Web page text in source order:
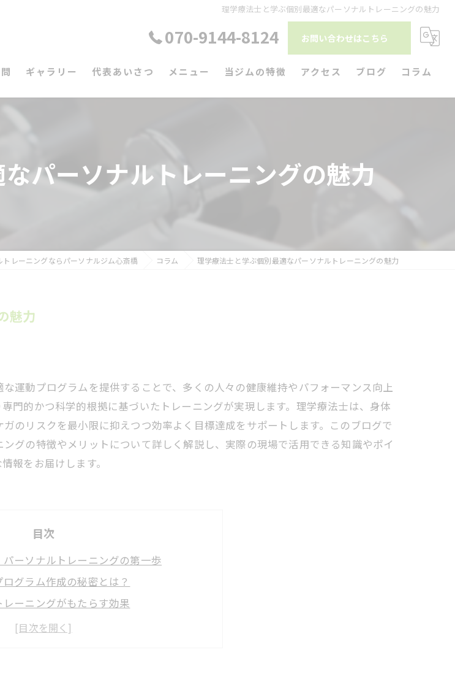
理学療法士と学ぶ個別最適なパーソナルトレーニングの魅力
070-9144-8124 お問い合わせはこちら
ギャラリー 代表あいさつ メニュー 当ジムの特徴
リハビリ
アクセス ブログ コラム
パーソナルトレーニングの魅力
レーニングならパーソナルジム心斎橋 コラム 理学療法士と学ぶ個別最適なパーソナルトレーニングの魅力
魅力
運動プログラムを提供することで、多くの人々の健康維持やパフォーマンス向上
門的かつ科学的根拠に基づいたトレーニングが実現します。理学療法士は、身体
のリスクを最小限に抑えつつ効率よく目標達成をサポートします。このブログで
グの特徴やメリットについて詳しく解説し、実際の現場で活用できる知識やポイ
報をお届けします。
目次
ーソナルトレーニングの第一歩
グラム作成の秘密とは？
ーニングがもたらす効果
ら目標達成する方法
ス向上を叶える理学療法士のサポート術